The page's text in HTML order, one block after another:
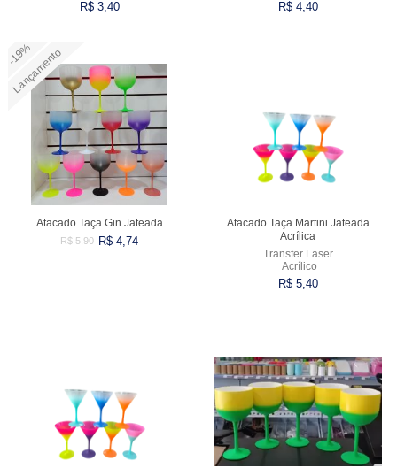
R$ 3,40 R$ 4,40
-19%
Lançamento
Atacado Taça Gin Jateada
R$ 5,90 R$ 4,74
Atacado Taça Martini Jateada
Acrílica
Transfer Laser
Acrílico
R$ 5,40